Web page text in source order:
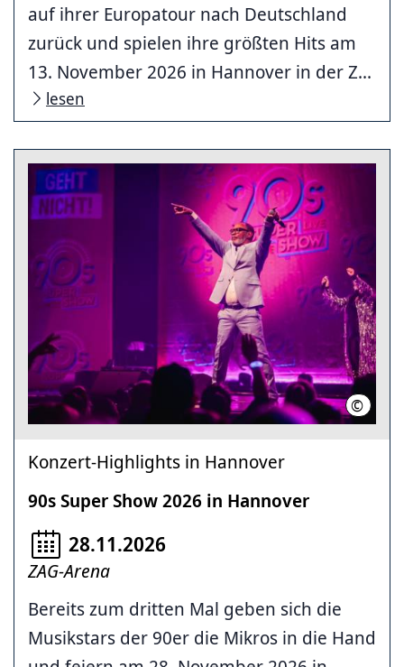
auf ihrer Europatour nach Deutschland
zurück und spielen ihre größten Hits am
13. November 2026 in Hannover in der Z...
lesen
© Julian
Konzert-Highlights in Hannover
90s Super Show 2026 in Hannover
28.11.2026
ZAG-Arena
Bereits zum dritten Mal geben sich die
Musikstars der 90er die Mikros in die Hand